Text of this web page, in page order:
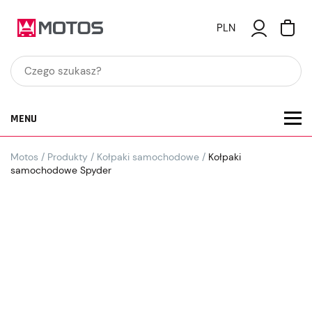
PLN
MENU
Motos / Produkty / Kołpaki samochodowe / Kołpaki
samochodowe Spyder